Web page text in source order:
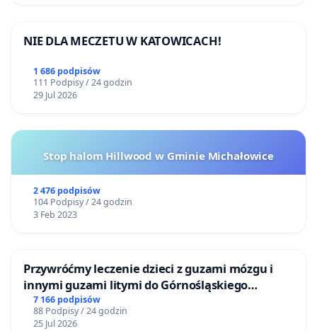
NIE DLA MECZETU W KATOWICACH!
1 686 podpisów
111 Podpisy / 24 godzin
29 Jul 2026
Stop halom Hillwood w Gminie Michałowice
2 476 podpisów
104 Podpisy / 24 godzin
3 Feb 2023
Przywróćmy leczenie dzieci z guzami mózgu i
innymi guzami litymi do Górnośląskiego
Centrum Zdrowia Dziecka w Katowicach
7 166 podpisów
88 Podpisy / 24 godzin
25 Jul 2026